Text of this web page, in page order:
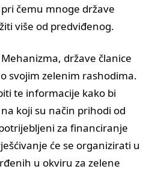
čemu mnoge države
više od predviđenog.
države članice
svojim zelenim rashodima.
te informacije kako bi
koji su način prihodi od
za financiranje
će se organizirati u
u okviru za zelene